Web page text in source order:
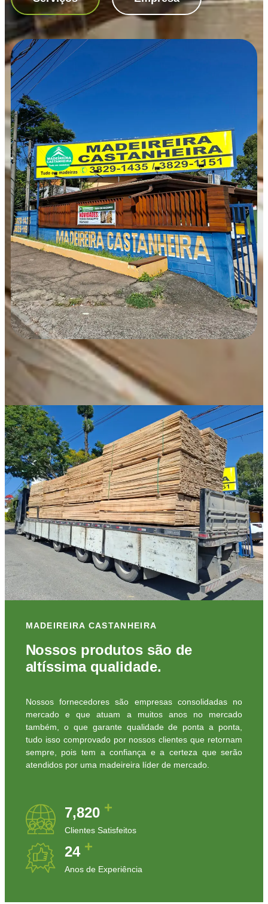
MADEIREIRA CASTANHEIRA
Nossos produtos são de
altíssima qualidade.
Nossos fornecedores são empresas consolidadas no
mercado e que atuam a muitos anos no mercado
também, o que garante qualidade de ponta a ponta,
tudo isso comprovado por nossos clientes que retornam
sempre, pois tem a confiança e a certeza que serão
atendidos por uma madeireira líder de mercado.
7,820 +
Clientes Satisfeitos
24 +
Anos de Experiência